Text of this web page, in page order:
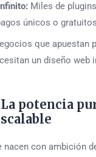
Miles de
únicos o
que apuestan
un diseño web
potencia
nacen con ambición